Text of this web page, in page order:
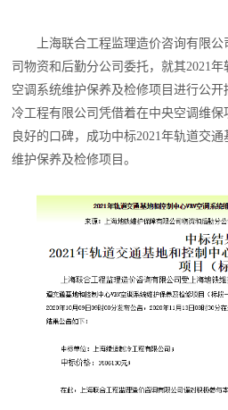
上海联合工程监理造价咨询有限
司物资和后勤分公司委托，就其2021
空调系统维护保养及检修项目进行公开
冷工程有限公司凭借着在中央空调维
良好的口碑，成功中标2021年轨道交
维护保养及检修项目。